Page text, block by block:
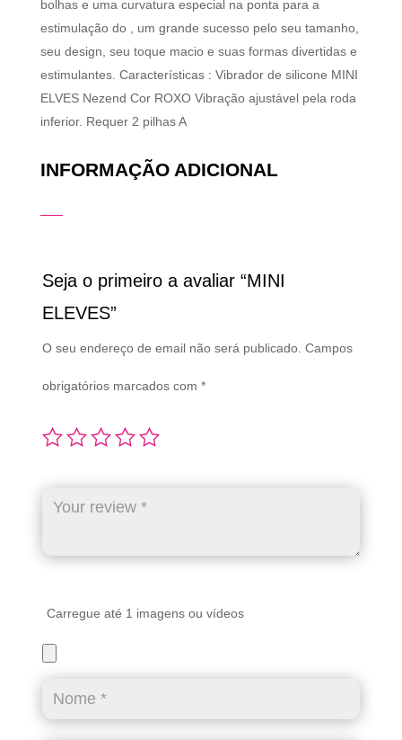
bolhas e uma curvatura especial na ponta para a
estimulação do , um grande sucesso pelo seu tamanho,
seu design, seu toque macio e suas formas divertidas e
estimulantes. Características : Vibrador de silicone MINI
ELVES Nezend Cor ROXO Vibração ajustável pela roda
inferior. Requer 2 pilhas A
INFORMAÇÃO ADICIONAL
Seja o primeiro a avaliar “MINI
ELEVES”
O seu endereço de email não será publicado. Campos
obrigatórios marcados com *
Carregue até 1 imagens ou vídeos